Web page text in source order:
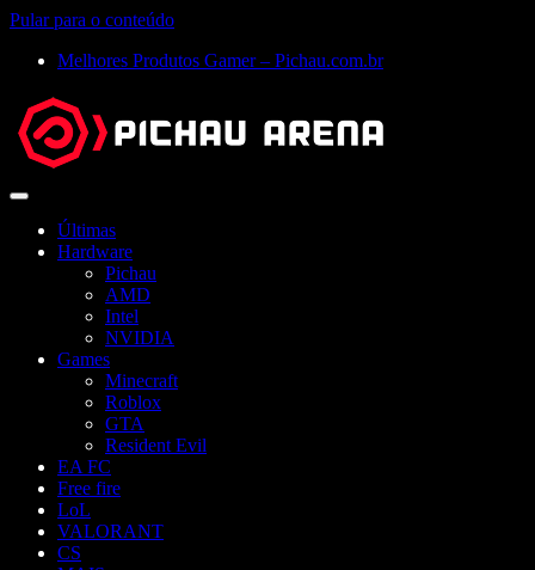
Pular para o conteúdo
Melhores Produtos Gamer – Pichau.com.br
Abrir
Últimas
Hardware
Pichau
AMD
Intel
NVIDIA
Games
Minecraft
Roblox
GTA
Resident Evil
EA FC
Free fire
LoL
VALORANT
CS